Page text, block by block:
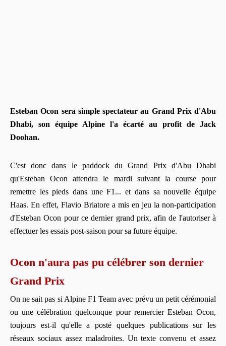
Esteban Ocon sera simple spectateur au Grand Prix d'Abu
Dhabi, son équipe Alpine l'a écarté au profit de Jack
Doohan.
C'est donc dans le paddock du Grand Prix d'Abu Dhabi
qu'Esteban Ocon attendra le mardi suivant la course pour
remettre les pieds dans une F1... et dans sa nouvelle équipe
Haas. En effet, Flavio Briatore a mis en jeu la non-participation
d'Esteban Ocon pour ce dernier grand prix, afin de l'autoriser à
effectuer les essais post-saison pour sa future équipe.
Ocon n'aura pas pu célébrer son dernier
Grand Prix
On ne sait pas si Alpine F1 Team avec prévu un petit cérémonial
ou une célébration quelconque pour remercier Esteban Ocon,
toujours est-il qu'elle a posté quelques publications sur les
réseaux sociaux assez maladroites. Un texte convenu et assez